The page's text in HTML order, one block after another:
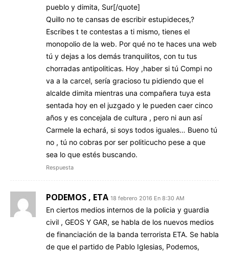
pueblo y dimita, Sur[/quote]
Quillo no te cansas de escribir estupideces,?
Escribes t te contestas a ti mismo, tienes el
monopolio de la web. Por qué no te haces una web
tú y dejas a los demás tranquilitos, con tu tus
chorradas antipoliticas. Hoy ,haber si tú Compi no
va a la carcel, sería gracioso tu pidiendo que el
alcalde dimita mientras una compañera tuya esta
sentada hoy en el juzgado y le pueden caer cinco
años y es concejala de cultura , pero ni aun así
Carmele la echará, si soys todos iguales… Bueno tú
no , tú no cobras por ser politicucho pese a que
sea lo que estés buscando.
Respuesta
PODEMOS , ETA 18 febrero 2016 En 8:30 AM
En ciertos medios internos de la policia y guardia
civil , GEOS Y GAR, se habla de los nuevos medios
de financiación de la banda terrorista ETA. Se habla
de que el partido de Pablo Iglesias, Podemos,